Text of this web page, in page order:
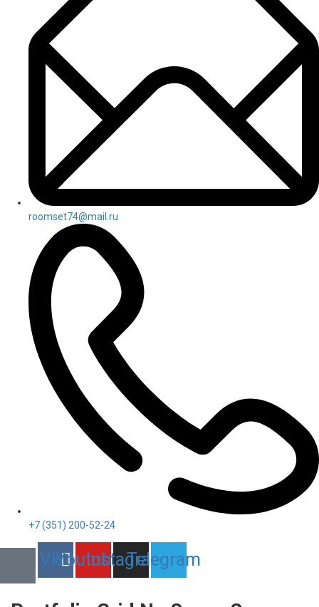
roomset74@mail.ru
+7 (351) 200-52-24
VkYoutube
Instagram
Telegram